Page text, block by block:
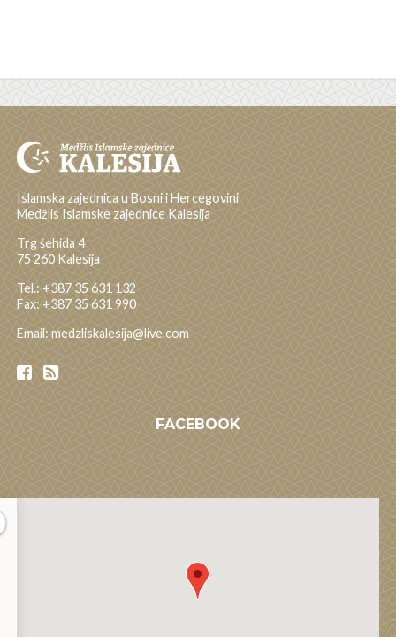
Islamska zajednica u Bosni i Hercegovini
Medžlis Islamske zajednice Kalesija
Trg šehida 4
75 260 Kalesija
Tel.: +387 35 631 132
Fax: +387 35 631 990
Email: medzliskalesija@live.com
FACEBOOK